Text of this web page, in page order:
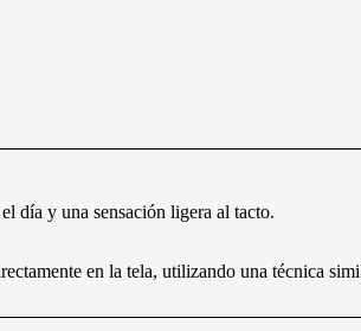
día y una sensación ligera al tacto.
en la tela, utilizando una técnica